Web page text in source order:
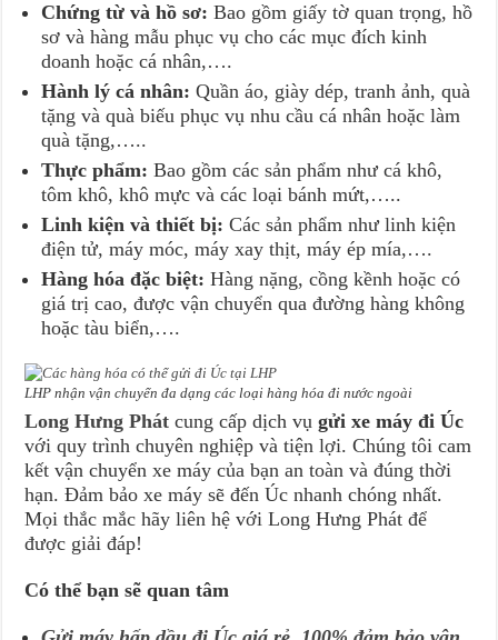
Chứng từ và hồ sơ: Bao gồm giấy tờ quan trọng, hồ
sơ và hàng mẫu phục vụ cho các mục đích kinh
doanh hoặc cá nhân,….
Hành lý cá nhân: Quần áo, giày dép, tranh ảnh, quà
tặng và quà biếu phục vụ nhu cầu cá nhân hoặc làm
quà tặng,…..
Thực phẩm: Bao gồm các sản phẩm như cá khô,
tôm khô, khô mực và các loại bánh mứt,…..
Linh kiện và thiết bị: Các sản phẩm như linh kiện
điện tử, máy móc, máy xay thịt, máy ép mía,….
Hàng hóa đặc biệt: Hàng nặng, cồng kềnh hoặc có
giá trị cao, được vận chuyển qua đường hàng không
hoặc tàu biển,….
LHP nhận vận chuyển đa dạng các loại hàng hóa đi nước ngoài
Long Hưng Phát cung cấp dịch vụ gửi xe máy đi Úc
với quy trình chuyên nghiệp và tiện lợi. Chúng tôi cam
kết vận chuyển xe máy của bạn an toàn và đúng thời
hạn. Đảm bảo xe máy sẽ đến Úc nhanh chóng nhất.
Mọi thắc mắc hãy liên hệ với Long Hưng Phát để
được giải đáp!
Có thể bạn sẽ quan tâm